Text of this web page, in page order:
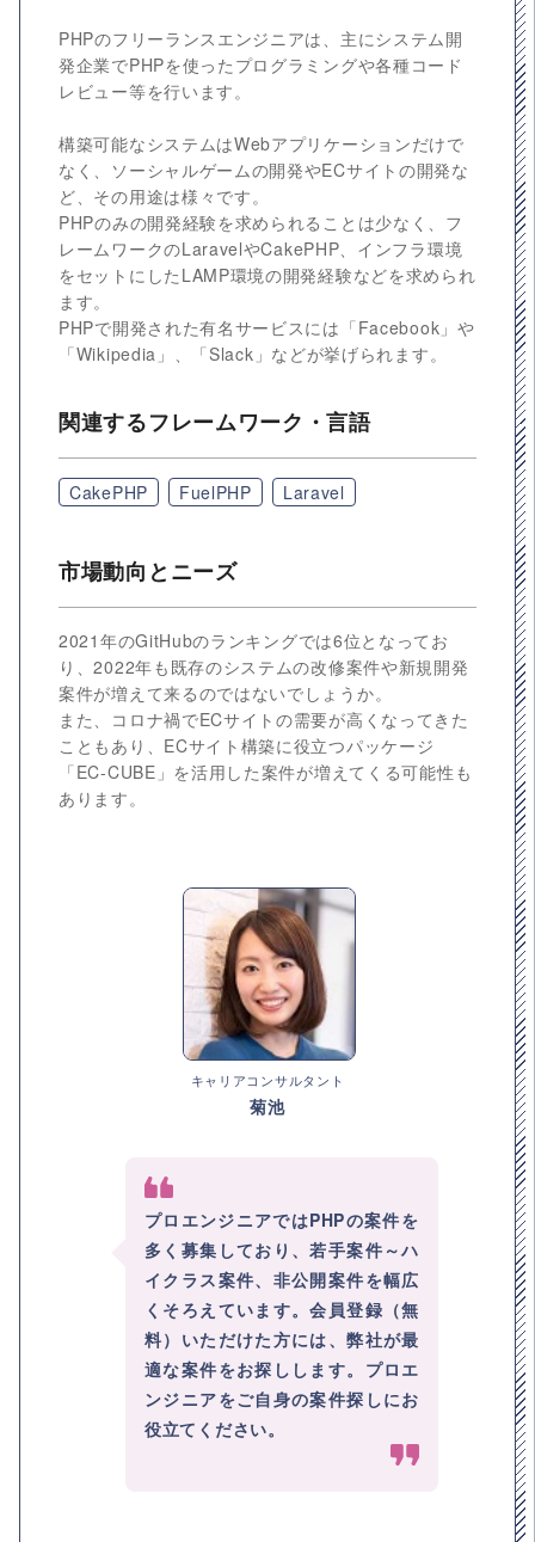
PHPのフリーランスエンジニアは、主にシステム開
発企業でPHPを使ったプログラミングや各種コード
レビュー等を行います。
構築可能なシステムはWebアプリケーションだけで
なく、ソーシャルゲームの開発やECサイトの開発な
ど、その用途は様々です。
PHPのみの開発経験を求められることは少なく、フ
レームワークのLaravelやCakePHP、インフラ環境
をセットにしたLAMP環境の開発経験などを求められ
ます。
PHPで開発された有名サービスには「Facebook」や
「Wikipedia」、「Slack」などが挙げられます。
関連するフレームワーク・言語
CakePHP FuelPHP Laravel
市場動向とニーズ
2021年のGitHubのランキングでは6位となってお
り、2022年も既存のシステムの改修案件や新規開発
案件が増えて来るのではないでしょうか。
また、コロナ禍でECサイトの需要が高くなってきた
こともあり、ECサイト構築に役立つパッケージ
「EC-CUBE」を活用した案件が増えてくる可能性も
あります。
キャリアコンサルタント
菊池
プロエンジニアではPHPの案件を
多く募集しており、若手案件～ハ
イクラス案件、非公開案件を幅広
くそろえています。会員登録（無
料）いただけた方には、弊社が最
適な案件をお探しします。プロエ
ンジニアをご自身の案件探しにお
役立てください。